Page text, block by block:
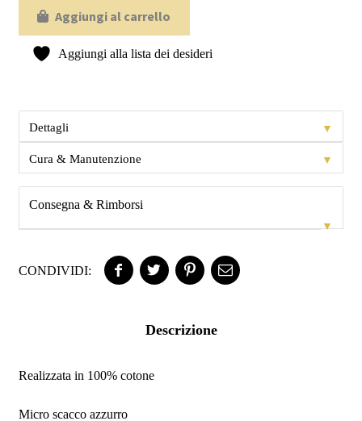
Aggiungi al carrello
Aggiungi alla lista dei desideri
Dettagli ▼
Cura & Manutenzione ▼
Consegna & Rimborsi
▼
CONDIVIDI:
Descrizione
Realizzata in 100% cotone
Micro scacco azzurro